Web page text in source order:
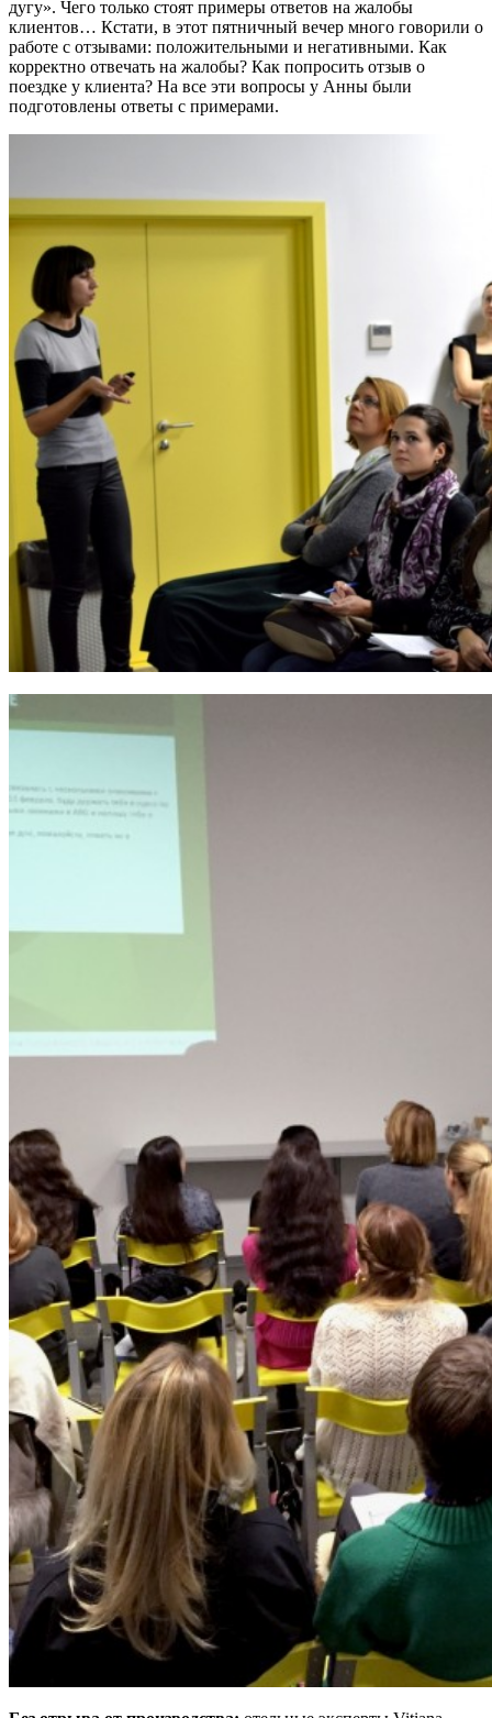
дугу». Чего только стоят примеры ответов на жалобы
клиентов… Кстати, в этот пятничный вечер много говорили о
работе с отзывами: положительными и негативными. Как
корректно отвечать на жалобы? Как попросить отзыв о
поездке у клиента? На все эти вопросы у Анны были
подготовлены ответы с примерами.